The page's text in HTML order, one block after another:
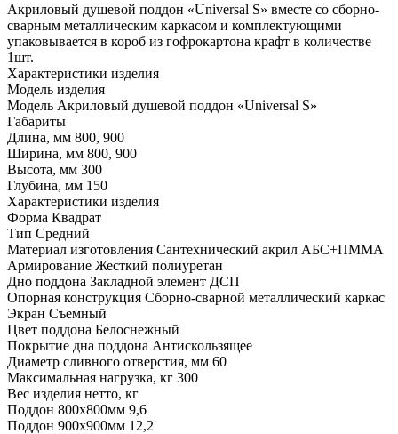
Акриловый душевой поддон «Universal S» вместе со сборно-
сварным металлическим каркасом и комплектующими
упаковывается в короб из гофрокартона крафт в количестве
1шт.
Характеристики изделия
Модель изделия
Модель Акриловый душевой поддон «Universal S»
Габариты
Длина, мм 800, 900
Ширина, мм 800, 900
Высота, мм 300
Глубина, мм 150
Характеристики изделия
Форма Квадрат
Тип Средний
Материал изготовления Сантехнический акрил АБС+ПММА
Армирование Жесткий полиуретан
Дно поддона Закладной элемент ДСП
Опорная конструкция Сборно-сварной металлический каркас
Экран Съемный
Цвет поддона Белоснежный
Покрытие дна поддона Антискользящее
Диаметр сливного отверстия, мм 60
Максимальная нагрузка, кг 300
Вес изделия нетто, кг
Поддон 800х800мм 9,6
Поддон 900х900мм 12,2